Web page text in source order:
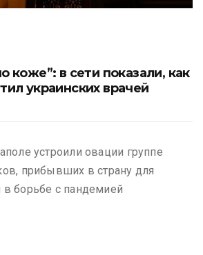
коже”: в сети показали, как
украинских врачей
устроили овации группе
прибывших в страну для
борьбе с пандемией